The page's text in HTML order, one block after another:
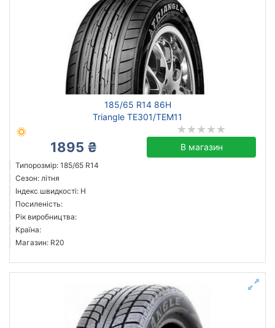
185/65 R14 86H
Triangle TE301/TEM11
1895 ₴ В магазин
Типорозмір: 185/65 R14
Сезон: літня
Індекс швидкості: H
Посиленість:
Рік виробництва:
Країна:
Магазин: R20